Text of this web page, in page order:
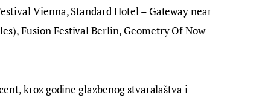
Vienna, Standard Hotel – Gateway near
Fusion Festival Berlin, Geometry Of Now
kroz godine glazbenog stvaralaštva i